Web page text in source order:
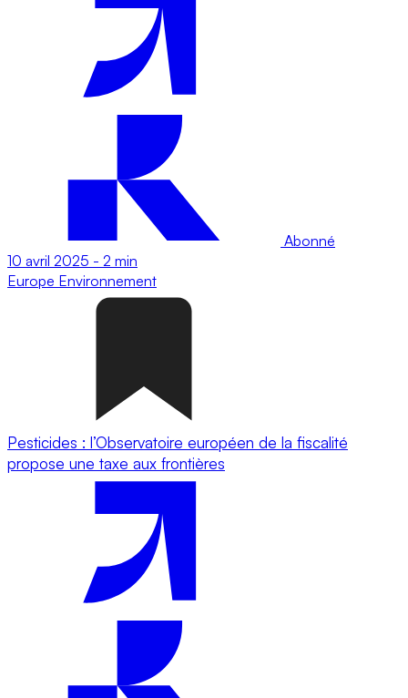
Abonné
10 avril 2025 - 2 min
Europe Environnement
Pesticides : l’Observatoire européen de la fiscalité
propose une taxe aux frontières